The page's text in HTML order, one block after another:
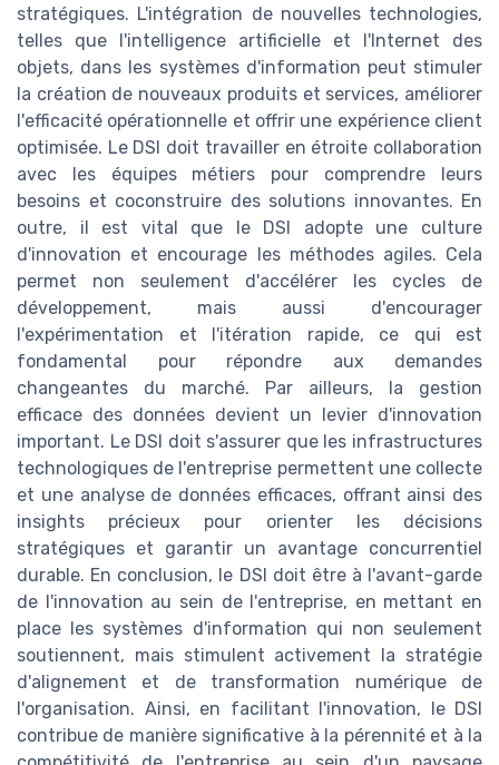
stratégiques. L'intégration de nouvelles technologies,
telles que l'intelligence artificielle et l'Internet des
objets, dans les systèmes d'information peut stimuler
la création de nouveaux produits et services, améliorer
l'efficacité opérationnelle et offrir une expérience client
optimisée. Le DSI doit travailler en étroite collaboration
avec les équipes métiers pour comprendre leurs
besoins et coconstruire des solutions innovantes. En
outre, il est vital que le DSI adopte une culture
d'innovation et encourage les méthodes agiles. Cela
permet non seulement d'accélérer les cycles de
développement, mais aussi d'encourager
l'expérimentation et l'itération rapide, ce qui est
fondamental pour répondre aux demandes
changeantes du marché. Par ailleurs, la gestion
efficace des données devient un levier d'innovation
important. Le DSI doit s'assurer que les infrastructures
technologiques de l'entreprise permettent une collecte
et une analyse de données efficaces, offrant ainsi des
insights précieux pour orienter les décisions
stratégiques et garantir un avantage concurrentiel
durable. En conclusion, le DSI doit être à l'avant-garde
de l'innovation au sein de l'entreprise, en mettant en
place les systèmes d'information qui non seulement
soutiennent, mais stimulent activement la stratégie
d'alignement et de transformation numérique de
l'organisation. Ainsi, en facilitant l'innovation, le DSI
contribue de manière significative à la pérennité et à la